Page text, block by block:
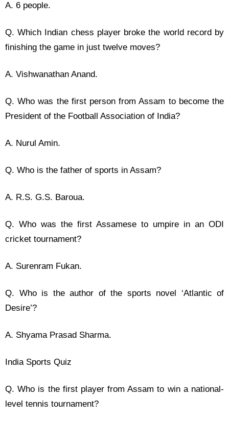
A. 6 people.
Q. Which Indian chess player broke the world record by
finishing the game in just twelve moves?
A. Vishwanathan Anand.
Q. Who was the first person from Assam to become the
President of the Football Association of India?
A. Nurul Amin.
Q. Who is the father of sports in Assam?
A. R.S. G.S. Baroua.
Q. Who was the first Assamese to umpire in an ODI
cricket tournament?
A. Surenram Fukan.
Q. Who is the author of the sports novel ‘Atlantic of
Desire’?
A. Shyama Prasad Sharma.
India Sports Quiz
Q. Who is the first player from Assam to win a national-
level tennis tournament?